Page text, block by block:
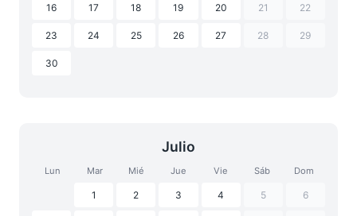
16 17 18 19 20 21 22
23 24 25 26 27 28 29
30
Julio
Lun Mar Mié Jue Vie Sáb Dom
1 2 3 4 5 6